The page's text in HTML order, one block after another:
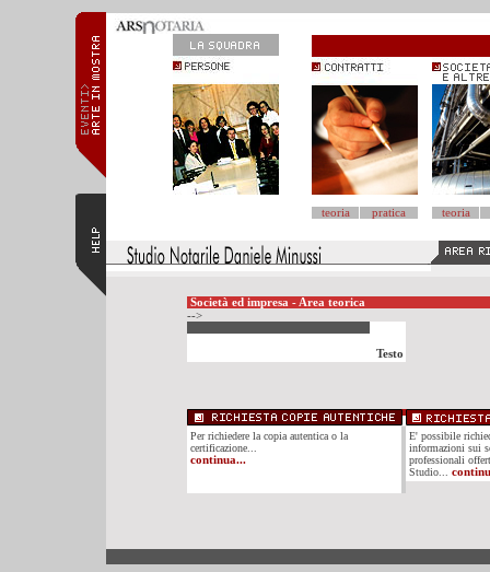
teoria pratica teoria
Società ed impresa - Area teorica
-->
Testo
Per richiedere la copia autentica o la
certificazione...
continua...
E' possibile
informazioni sui
professionali
Studio...